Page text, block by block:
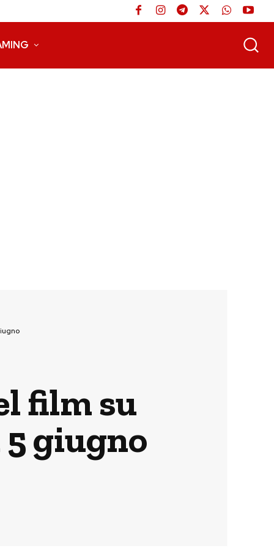
film su
giugno